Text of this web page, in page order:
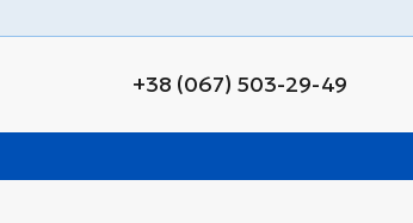
+38 (067) 503-29-49